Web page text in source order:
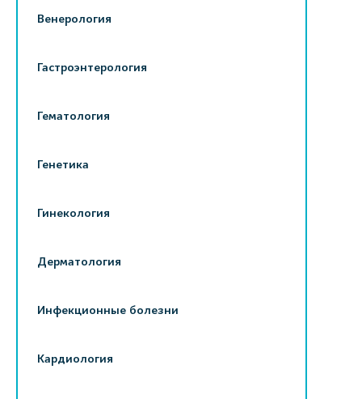
Венерология
Гастроэнтерология
Гематология
Генетика
Гинекология
Дерматология
Инфекционные болезни
Кардиология